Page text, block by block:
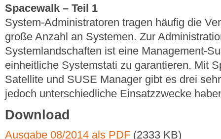
Spacewalk – Teil 1
System-Administratoren tragen häufig die
große Anzahl an Systemen. Zur
Systemlandschaften ist eine Management-
einheitliche Systemstati zu garantieren. Mit
Satellite und SUSE Manager gibt es drei
jedoch unterschiedliche Einsatzzwecke
Download
Ausgabe 08/2014 als PDF (2333 KB)